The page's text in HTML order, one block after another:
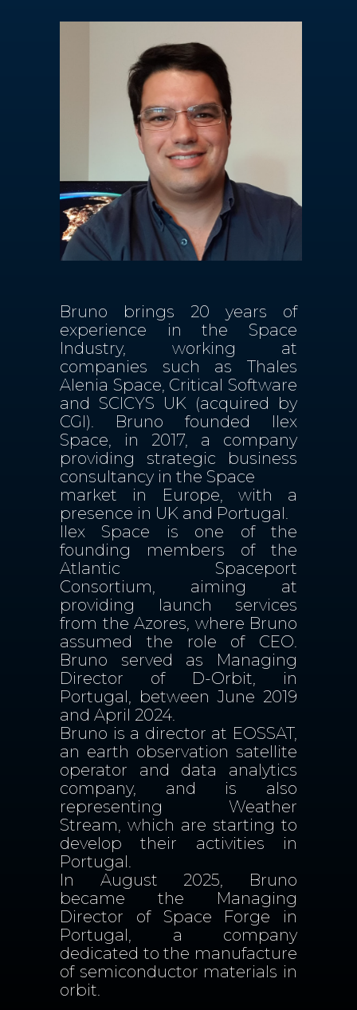
Bruno brings 20 years of
experience in the Space
Industry, working at
companies such as Thales
Alenia Space, Critical Software
and SCICYS UK (acquired by
CGI). Bruno founded Ilex
Space, in 2017, a company
providing strategic business
consultancy in the Space
market in Europe, with a
presence in UK and Portugal.
Ilex Space is one of the
founding members of the
Atlantic Spaceport
Consortium, aiming at
providing launch services
from the Azores, where Bruno
assumed the role of CEO.
Bruno served as Managing
Director of D-Orbit, in
Portugal, between June 2019
and April 2024.
Bruno is a director at EOSSAT,
an earth observation satellite
operator and data analytics
company, and is also
representing Weather
Stream, which are starting to
develop their activities in
Portugal.
In August 2025, Bruno
became the Managing
Director of Space Forge in
Portugal, a company
dedicated to the manufacture
of semiconductor materials in
orbit.